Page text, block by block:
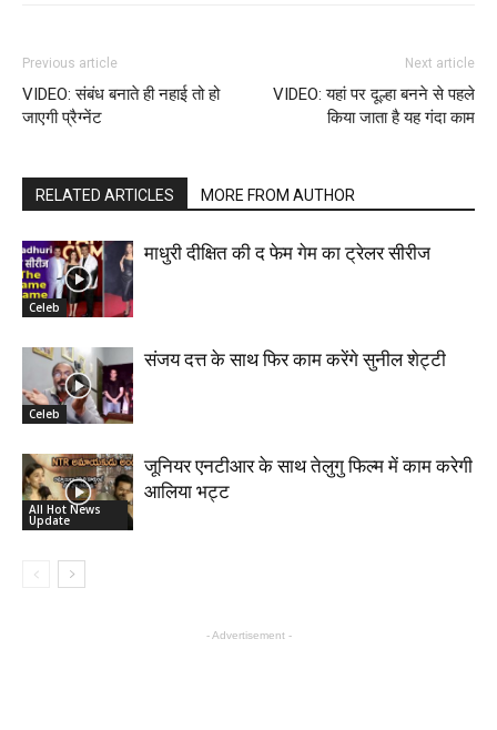
Previous article
VIDEO: संबंध बनाते ही नहाई तो हो
जाएगी प्रैग्नेंट
Next article
VIDEO: यहां पर दूल्हा बनने से पहले
किया जाता है यह गंदा काम
RELATED ARTICLES MORE FROM AUTHOR
Celeb
माधुरी दीक्षित की द फेम गेम का ट्रेलर सीरीज
Celeb
संजय दत्त के साथ फिर काम करेंगे सुनील शेट्टी
All Hot News
Update
जूनियर एनटीआर के साथ तेलुगु फिल्म में काम करेगी
आलिया भट्ट
- Advertisement -